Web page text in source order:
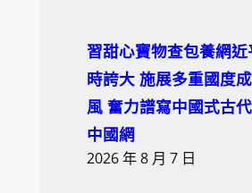
習甜心寶物查包養網
時誇大 施展多重國度
風 奮力譜寫中國式古代
中國網
2026 年 8 月 7 日